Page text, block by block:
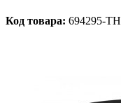
Код товара: 694295-ТН